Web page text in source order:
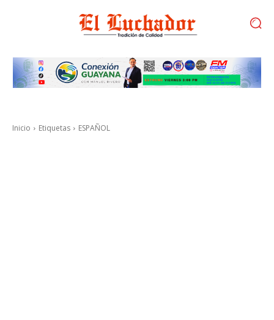
Inicio Etiquetas ESPAÑOL